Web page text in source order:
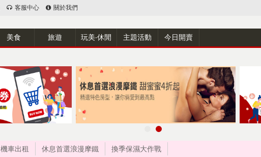
客服中心 關於我們
美食 旅遊 玩美‧休閒 主題活動 今日開賣
機車出租 休息首選浪漫摩鐵 換季保濕大作戰